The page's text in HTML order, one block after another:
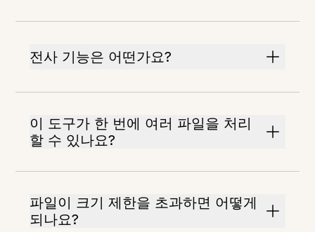
전사 기능은 어떤가요?
이 도구가 한 번에 여러 파일을 처리
할 수 있나요?
파일이 크기 제한을 초과하면 어떻게
되나요?